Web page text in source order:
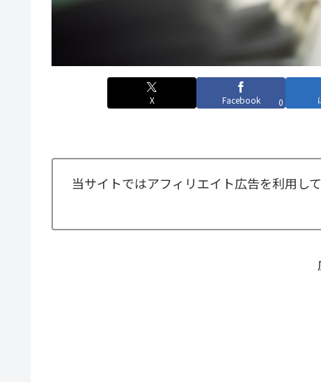
X Facebook 0
当サイトではアフィリエイト広告を利用して